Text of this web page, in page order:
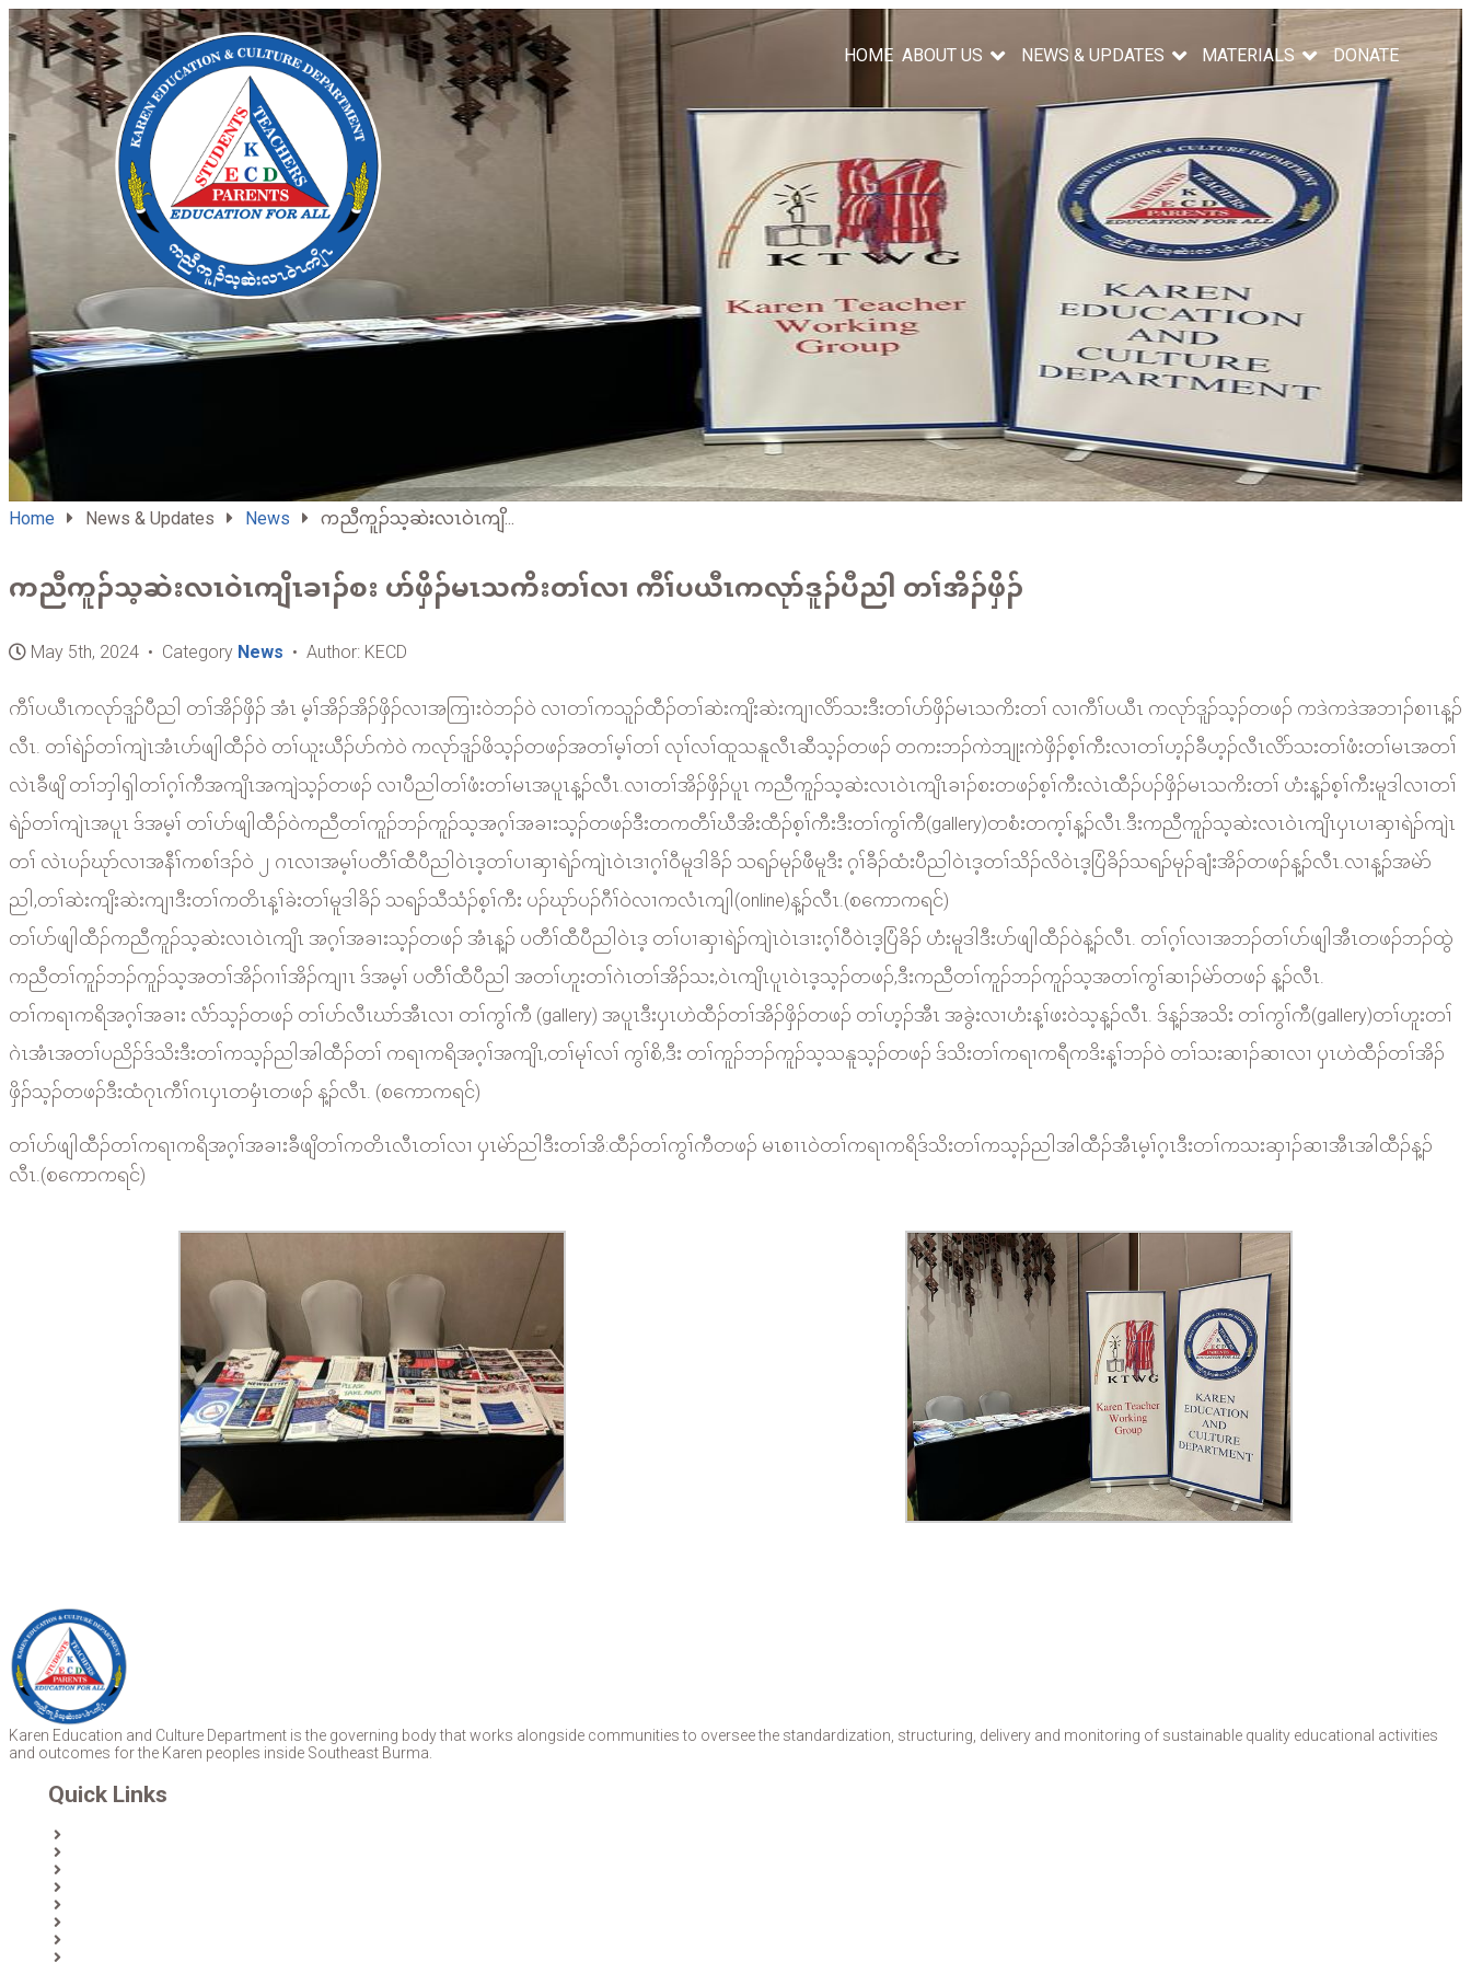
HOME ABOUT US NEWS & UPDATES MATERIALS DONATE
Home News & Updates News ကညီကူၣ်သ့ဆဲးလၤဝဲၤကျိ...
ကညီကူၣ်သ့ဆဲးလၤဝဲၤကျိၤခၢၣ်စး ပာ်ဖှိၣ်မၤသကိးတၢ်လၢ ကီၢ်ပယီၤကလုာ်ဒူၣ်ပီညါ တၢ်အိၣ်ဖှိၣ်
May 5th, 2024 • Category News • Author: KECD
ကီၢ်ပယီၤကလုာ်ဒူၣ်ပီညါ တၢ်အိၣ်ဖှိၣ် အံၤ မ့ၢ်အိၣ်အိၣ်ဖှိၣ်လၢအကြၢးဝဲဘၣ်ဝဲ လၢတၢ်ကသူၣ်ထီၣ်တၢ်ဆဲးကျိးဆဲးကျၢလိာ်သးဒီးတၢ်ပာ်ဖှိၣ်မၤသကိးတၢ် လၢကီၢ်ပယီၤ ကလုာ်ဒူၣ်သ့ၣ်တဖၣ် ကဒဲကဒဲအဘၢၣ်စၢၤန့ၣ်
လီၤ. တၢ်ရဲၣ်တၢ်ကျဲၤအံၤပာ်ဖျါထီၣ်ဝဲ တၢ်ယူးယီၣ်ပာ်ကဲဝဲ ကလုာ်ဒူၣ်ဖိသ့ၣ်တဖၣ်အတၢ်မ့ၢ်တၢ် လုၢ်လၢ်ထူသနူလီၤဆီသ့ၣ်တဖၣ် တကးဘၣ်ကဲဘျုးကဲဖှိၣ်စ့ၢ်ကီးလၢတၢ်ဟ့ၣ်ခီဟ့ၣ်လီၤလိာ်သးတၢ်ဖံးတၢ်မၤအတၢ်
လဲၤခီဖျိ တၢ်ဘှါၡါတၢ်ဂ့ၢ်ကီအကျိၤအကျဲသ့ၣ်တဖၣ် လၢပီညါတၢ်ဖံးတၢ်မၤအပူၤန့ၣ်လီၤ.လၢတၢ်အိၣ်ဖှိၣ်ပူၤ ကညီကူၣ်သ့ဆဲးလၤဝဲၤကျိၤခၢၣ်စးတဖၣ်စ့ၢ်ကီးလဲၤထီၣ်ပၣ်ဖှိၣ်မၤသကိးတၢ် ဟံးန့ၣ်စ့ၢ်ကီးမူဒါလၢတၢ်
ရဲၣ်တၢ်ကျဲၤအပူၤ ဒ်အမ့ၢ် တၢ်ပာ်ဖျါထီၣ်ဝဲကညီတၢ်ကူၣ်ဘၣ်ကူၣ်သ့အဂ့ၢ်အခၢးသ့ၣ်တဖၣ်ဒီးတကတီၢ်ဃီအိးထီၣ်စ့ၢ်ကီးဒီးတၢ်ကွၢ်ကီ(gallery)တစံးတက့ၢ်န့ၣ်လီၤ.ဒီးကညီကူၣ်သ့ဆဲးလၤဝဲၤကျိၤၦၤပၢဆှၢရဲၣ်ကျဲၤ
တၢ် လဲၤပၣ်ဃုာ်လၢအနီၢ်ကစၢ်ဒၣ်ဝဲ ၂ ဂၤလၢအမ့ၢ်ပတီၢ်ထီပီညါဝဲၤဒ့တၢ်ပၢဆှၢရဲၣ်ကျဲၤဝဲၤဒၢဂ့ၢ်ဝီမူဒါခိၣ် သရၣ်မုၣ်ဖီမူဒီး ဂ့ၢ်ခီၣ်ထံးပီညါဝဲၤဒ့တၢ်သိၣ်လိဝဲၤဒ့ပြံခိၣ်သရၣ်မုၣ်ချံးအိၣ်တဖၣ်န့ၣ်လီၤ.လၢန့ၣ်အမဲာ်
ညါ,တၢ်ဆဲးကျိးဆဲးကျၢဒီးတၢ်ကတိၤန့ၢ်ခဲးတၢ်မူဒါခိၣ် သရၣ်သီသံၣ်စ့ၢ်ကီး ပၣ်ဃုာ်ပၣ်ဂီၢ်ဝဲလၢကလံၤကျါ(online)န့ၣ်လီၤ.(စကောကရင်)
တၢ်ပာ်ဖျါထီၣ်ကညီကူၣ်သ့ဆဲးလၤဝဲၤကျိၤ အဂ့ၢ်အခၢးသ့ၣ်တဖၣ် အံၤန့ၣ် ပတီၢ်ထီပီညါဝဲၤဒ့ တၢ်ပၢဆှၢရဲၣ်ကျဲၤဝဲၤဒၢးဂ့ၢ်ဝီဝဲၤဒ့ပြံခိၣ် ဟံးမူဒါဒီးပာ်ဖျါထီၣ်ဝဲန့ၣ်လီၤ. တၢ်ဂ့ၢ်လၢအဘၣ်တၢ်ပာ်ဖျါအီၤတဖၣ်ဘၣ်ထွဲ
ကညီတၢ်ကူၣ်ဘၣ်ကူၣ်သ့အတၢ်အိၣ်ဂၢၢ်အိၣ်ကျၢၤ ဒ်အမ့ၢ် ပတီၢ်ထီပီညါ အတၢ်ဟူးတၢ်ဂဲၤတၢ်အိၣ်သး,ဝဲၤကျိၤပူၤဝဲၤဒ့သ့ၣ်တဖၣ်,ဒီးကညီတၢ်ကူၣ်ဘၣ်ကူၣ်သ့အတၢ်ကွၢ်ဆၢၣ်မဲာ်တဖၣ် န့ၣ်လီၤ.
တၢ်ကရၢကရိအဂ့ၢ်အခၢး လံာ်သ့ၣ်တဖၣ် တၢ်ပာ်လီၤဃာ်အီၤလၢ တၢ်ကွၢ်ကီ (gallery) အပူၤဒီးၦၤဟဲထီၣ်တၢ်အိၣ်ဖှိၣ်တဖၣ် တၢ်ဟ့ၣ်အီၤ အခွဲးလၢဟံးန့ၢ်ဖးဝဲသ့န့ၣ်လီၤ. ဒ်န့ၣ်အသိး တၢ်ကွၢ်ကီ(gallery)တၢ်ဟူးတၢ်
ဂဲၤအံၤအတၢ်ပညိၣ်ဒ်သိးဒီးတၢ်ကသ့ၣ်ညါအါထီၣ်တၢ် ကရၢကရိအဂ့ၢ်အကျိၤ,တၢ်မုၢ်လၢ် ကွၢ်စိ,ဒီး တၢ်ကူၣ်ဘၣ်ကူၣ်သ့သနူသ့ၣ်တဖၣ် ဒ်သိးတၢ်ကရၢကရီကဒိးန့ၢ်ဘၣ်ဝဲ တၢ်သးဆၢၣ်ဆၢလၢ ၦၤဟဲထီၣ်တၢ်အိၣ်
ဖှိၣ်သ့ၣ်တဖၣ်ဒီးထံဂုၤကီၢ်ဂၤၦၤတမှံၤတဖၣ် န့ၣ်လီၤ. (စကောကရင်)
တၢ်ပာ်ဖျါထီၣ်တၢ်ကရၢကရိအဂ့ၢ်အခၢးခီဖျိတၢ်ကတိၤလီၤတၢ်လၢ ၦၤမဲာ်ညါဒီးတၢ်အိ:ထီၣ်တၢ်ကွၢ်ကီတဖၣ် မၤစၢၤဝဲတၢ်ကရၢကရိဒ်သိးတၢ်ကသ့ၣ်ညါအါထီၣ်အီၤမ့ၢ်ဂ့ၤဒီးတၢ်ကသးဆှၢၣ်ဆၢအီၤအါထီၣ်န့ၣ်
လီၤ.(စကောကရင်)
Karen Education and Culture Department is the governing body that works alongside communities to oversee the standardization, structuring, delivery and monitoring of sustainable quality educational activities
and outcomes for the Karen peoples inside Southeast Burma.
Quick Links